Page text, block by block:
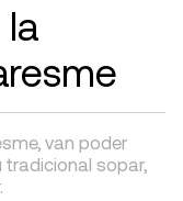
la
van poder
tradicional sopar,